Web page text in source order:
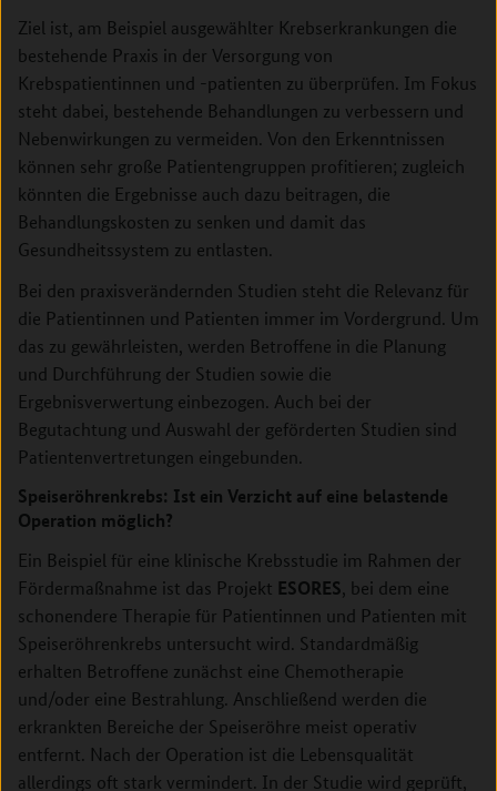
Ziel ist, am Beispiel ausgewählter Krebserkrankungen die
bestehende Praxis in der Versorgung von
Krebspatientinnen und -patienten zu überprüfen. Im Fokus
steht dabei, bestehende Behandlungen zu verbessern und
Nebenwirkungen zu vermeiden. Von den Erkenntnissen
können sehr große Patientengruppen profitieren; zugleich
könnten die Ergebnisse auch dazu beitragen, die
Behandlungskosten zu senken und damit das
Gesundheitssystem zu entlasten.
Bei den praxisverändernden Studien steht die Relevanz für
die Patientinnen und Patienten immer im Vordergrund. Um
das zu gewährleisten, werden Betroffene in die Planung
und Durchführung der Studien sowie die
Ergebnisverwertung einbezogen. Auch bei der
Begutachtung und Auswahl der geförderten Studien sind
Patientenvertretungen eingebunden.
Speiseröhrenkrebs: Ist ein Verzicht auf eine belastende
Operation möglich?
Ein Beispiel für eine klinische Krebsstudie im Rahmen der
Fördermaßnahme ist das Projekt ESORES, bei dem eine
schonendere Therapie für Patientinnen und Patienten mit
Speiseröhrenkrebs untersucht wird. Standardmäßig
erhalten Betroffene zunächst eine Chemotherapie
und/oder eine Bestrahlung. Anschließend werden die
erkrankten Bereiche der Speiseröhre meist operativ
entfernt. Nach der Operation ist die Lebensqualität
allerdings oft stark vermindert. In der Studie wird geprüft,